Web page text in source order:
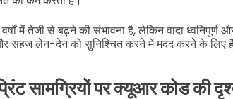
में तेजी से बढ़ने की संभावना है, लेकिन वादा ध्वनिपूर्ण
सहज लेन-देन को सुनिश्चित करने में मदद करने के लिए
सामग्रियों पर क्यूआर कोड की